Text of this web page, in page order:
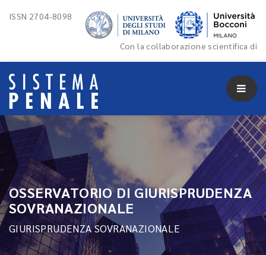
ISSN 2704-8098
Con la collaborazione scientifica di
OSSERVATORIO DI GIURISPRUDENZA
SOVRANAZIONALE
GIURISPRUDENZA SOVRANAZIONALE